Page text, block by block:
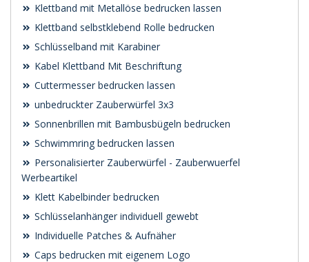
Klettband mit Metallöse bedrucken lassen
Klettband selbstklebend Rolle bedrucken
Schlüsselband mit Karabiner
Kabel Klettband Mit Beschriftung
Cuttermesser bedrucken lassen
unbedruckter Zauberwürfel 3x3
Sonnenbrillen mit Bambusbügeln bedrucken
Schwimmring bedrucken lassen
Personalisierter Zauberwürfel - Zauberwuerfel
Werbeartikel
Klett Kabelbinder bedrucken
Schlüsselanhänger individuell gewebt
Individuelle Patches & Aufnäher
Caps bedrucken mit eigenem Logo